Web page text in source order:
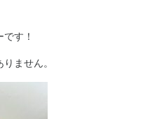
す！
ません。